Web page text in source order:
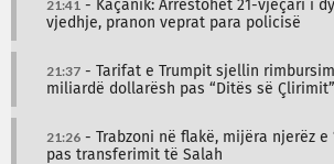
21:41 - Kaçanik: Arrestohet 21-vjeçari i
vjedhje, pranon veprat para policisë
21:37 - Tarifat e Trumpit sjellin
miliardë dollarësh pas “Ditës së Çlirimit”
21:26 - Trabzoni në flakë, mijëra njerëz e
pas transferimit të Salah